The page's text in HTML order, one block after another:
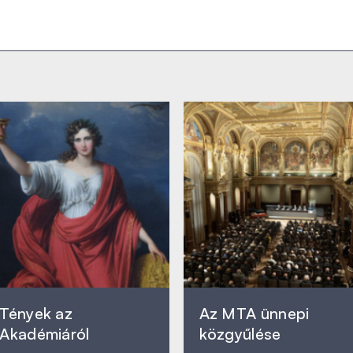
Tények az
Akadémiáról
Az MTA ünnepi
közgyűlése